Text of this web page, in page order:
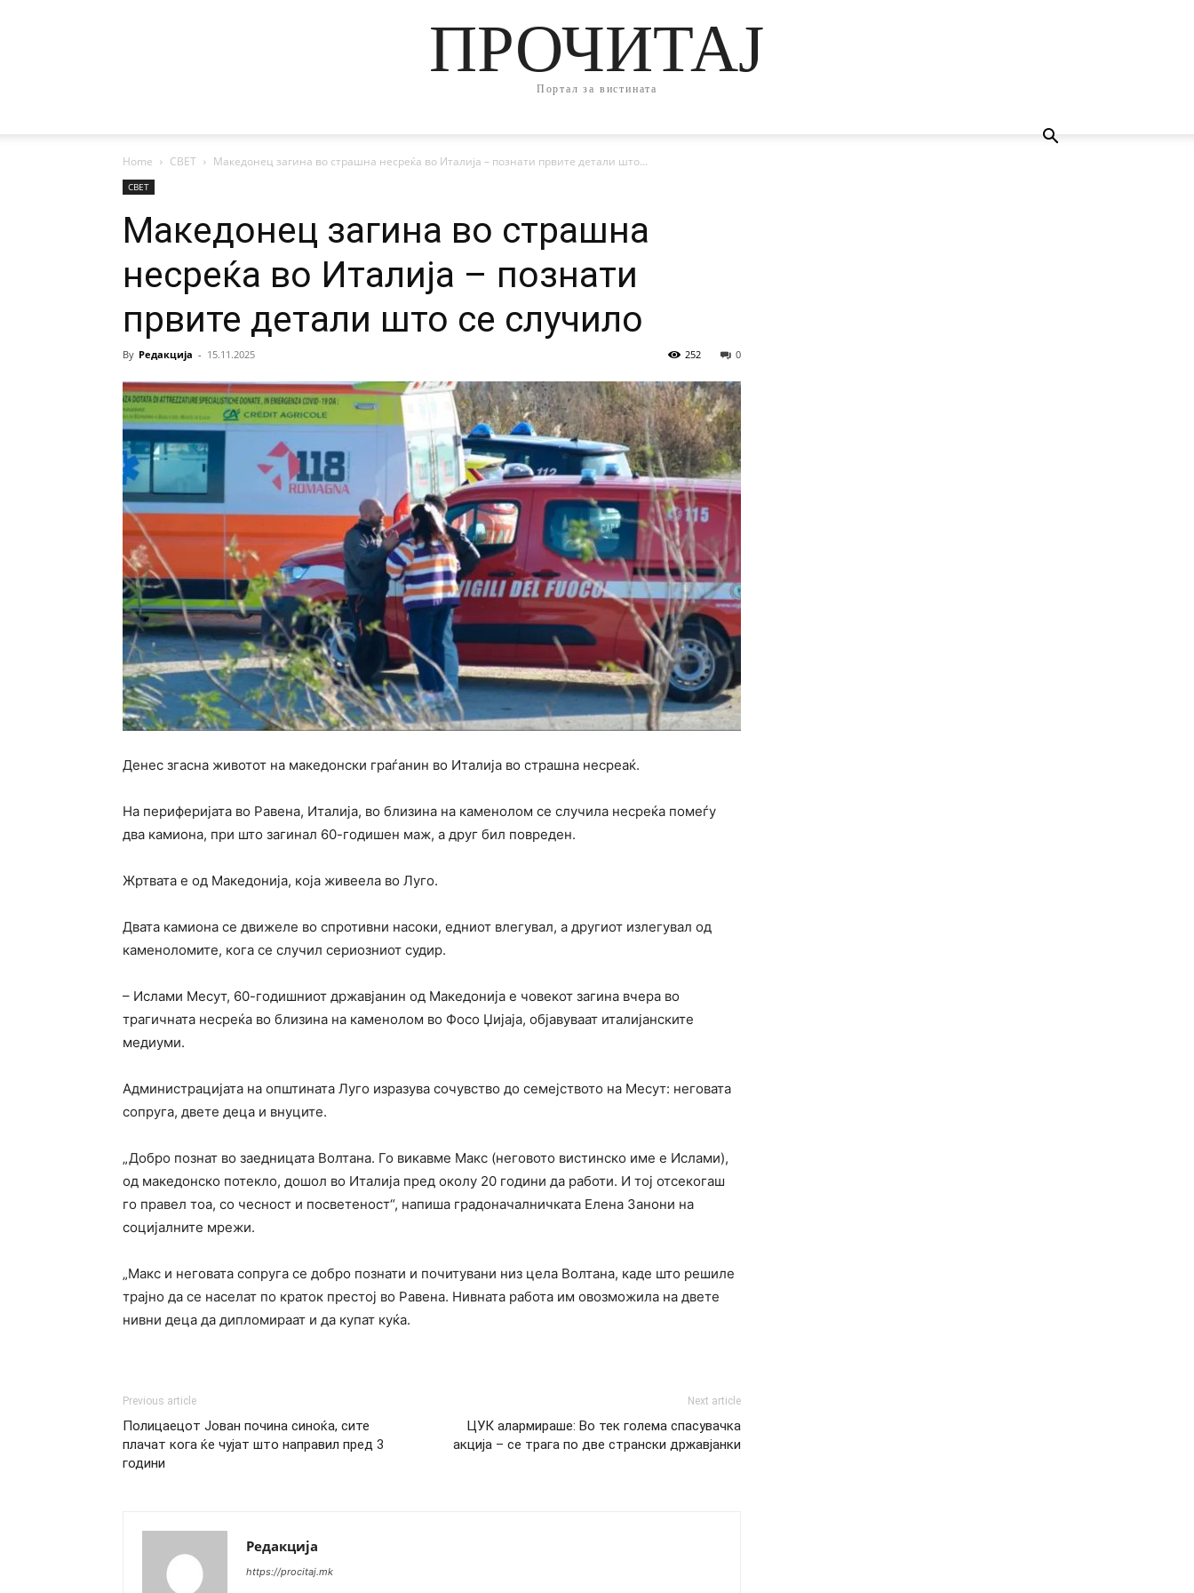
ПРОЧИТАЈ
Портал за вистината
Home СВЕТ Македонец загина во страшна несреќа во Италија – познати првите детали што...
СВЕТ
Македонец загина во страшна
несреќа во Италија – познати
првите детали што се случило
By Редакција - 15.11.2025 0
252
Денес згасна животот на македонски граѓанин во Италија во страшна несреаќ.
На периферијата во Равена, Италија, во близина на каменолом се случила несреќа помеѓу
два камиона, при што загинал 60-годишен маж, а друг бил повреден.
Жртвата е од Македонија, која живеела во Луго.
Двата камиона се движеле во спротивни насоки, едниот влегувал, а другиот излегувал од
каменоломите, кога се случил сериозниот судир.
– Ислами Месут, 60-годишниот државјанин од Македонија е човекот загина вчера во
трагичната несреќа во близина на каменолом во Фосо Џијаја, објавуваат италијанските
медиуми.
Администрацијата на општината Луго изразува сочувство до семејството на Месут: неговата
сопруга, двете деца и внуците.
„Добро познат во заедницата Волтана. Го викавме Макс (неговото вистинско име е Ислами),
од македонско потекло, дошол во Италија пред околу 20 години да работи. И тој отсекогаш
го правел тоа, со чесност и посветеност“, напиша градоначалничката Елена Занони на
социјалните мрежи.
„Макс и неговата сопруга се добро познати и почитувани низ цела Волтана, каде што решиле
трајно да се населат по краток престој во Равена. Нивната работа им овозможила на двете
нивни деца да дипломираат и да купат куќа.
Previous article
Полицаецот Јован почина синоќа, сите
плачат кога ќе чујат што направил пред 3
години
Next article
ЦУК алармираше: Во тек голема спасувачка
акција – се трага по две странски државјанки
Редакција
https://procitaj.mk